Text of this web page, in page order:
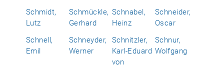
Schmidt,
Lutz
Schmückle,
Gerhard
Schnabel,
Heinz
Schneider,
Oscar
Schnell,
Emil
Schneyder,
Werner
Schnitzler,
Karl-Eduard
von
Schnur,
Wolfgang